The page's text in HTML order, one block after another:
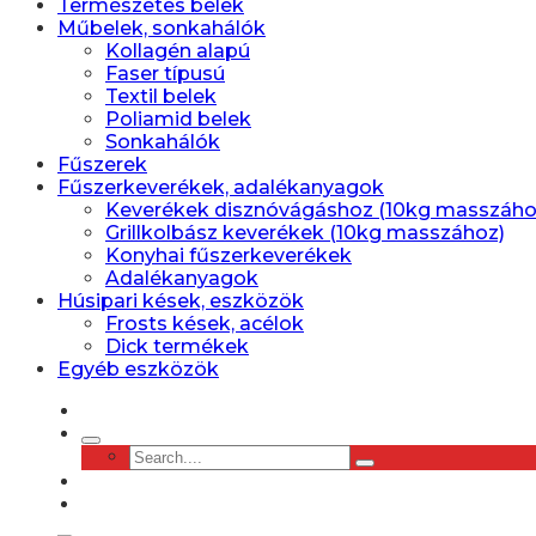
Természetes belek
Műbelek, sonkahálók
Kollagén alapú
Faser típusú
Textil belek
Poliamid belek
Sonkahálók
Fűszerek
Fűszerkeverékek, adalékanyagok
Keverékek disznóvágáshoz (10kg
Grillkolbász keverékek (10kg masszához)
Konyhai fűszerkeverékek
Adalékanyagok
Húsipari kések, eszközök
Frosts kések, acélok
Dick termékek
Egyéb eszközök